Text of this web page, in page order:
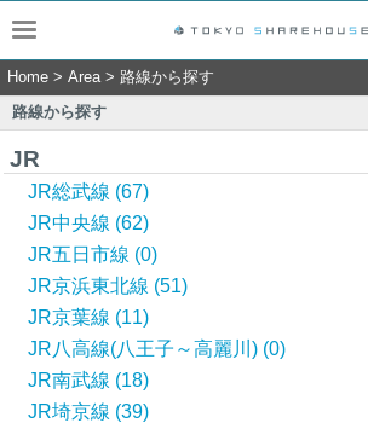
Home > Area> 路線から探す
路線から探す
JR
JR総武線 (67)
JR中央線 (62)
JR五日市線 (0)
JR京浜東北線 (51)
JR京葉線 (11)
JR八高線(八王子～高麗川) (0)
JR南武線 (18)
JR埼京線 (39)